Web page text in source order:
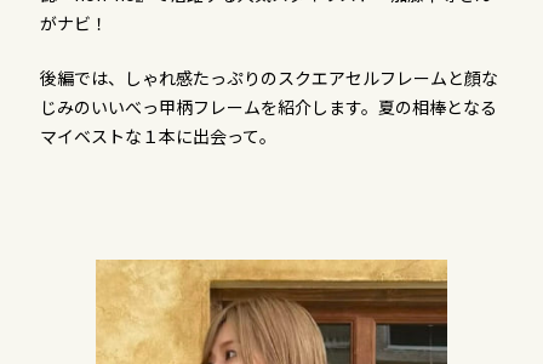
がナビ！
後編では、しゃれ感たっぷりのスクエアセルフレームと顔な
じみのいいべっ甲柄フレームを紹介します。夏の相棒となる
マイベストな１本に出会って。